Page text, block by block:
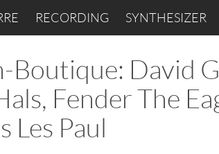
RECORDING SYNTHESIZER
Boutique: David
Fender The
Les Paul